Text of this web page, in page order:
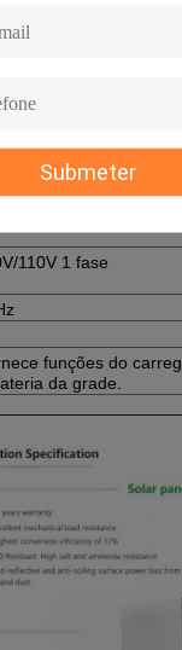
Submeter
de grande
emissor de luz,
de temperatura,
para a proteção do
e o controlador
110V 1 fase
funções do
da grade.
do Liso-
material de aço,
antiferrugem
cremalheiras podem
conforme a